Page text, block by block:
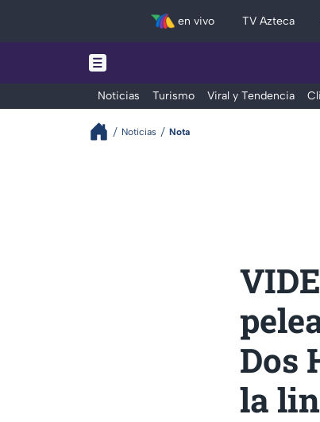
en vivo TV Azteca
Noticias Turismo Viral y Tendencia
Noticias Nota
Dos
la